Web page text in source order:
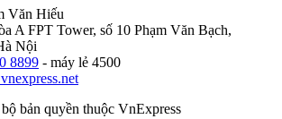
Văn Hiếu
A FPT Tower, số 10 Phạm Văn Bạch,
Nội
8899 - máy lẻ 4500
bản quyền thuộc VnExpress